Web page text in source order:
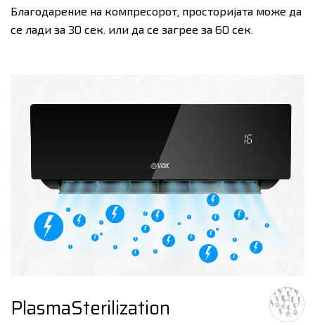
Благодарение на компресорот, просторијата може да
се лади за 30 сек. или да се загрее за 60 сек.
PlasmaSterilization